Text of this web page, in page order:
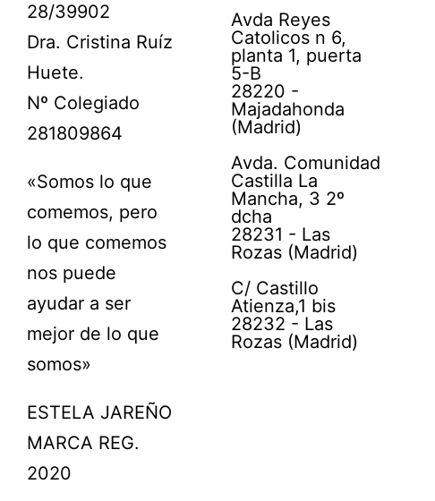
28/39902
Dra. Cristina Ruíz
Huete.
Nº Colegiado
281809864
«Somos lo que
comemos, pero
lo que comemos
nos puede
ayudar a ser
mejor de lo que
somos»
ESTELA JAREÑO
MARCA REG.
2020
Avda Reyes
Catolicos n 6,
planta 1, puerta
5-B
28220 -
Majadahonda
(Madrid)
Avda. Comunidad
Castilla La
Mancha, 3 2º
dcha
28231 - Las
Rozas (Madrid)
C/ Castillo
Atienza,1 bis
28232 - Las
Rozas (Madrid)